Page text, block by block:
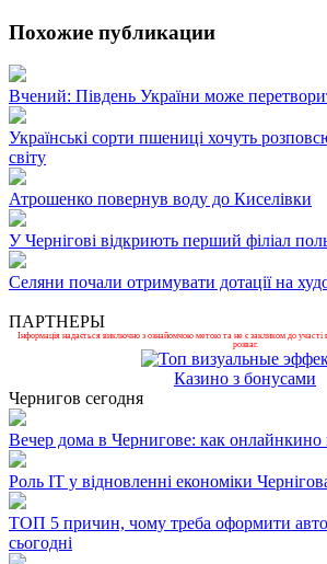
Похожие публикации
Вчений: Південь України може
Українські сорти пшениці хочуть
світу
Атрошенко повернув воду до Киселівки
У Чернігові відкриють перший філіал
Селяни почали отримувати дотації на
ПАРТНЕРЫ
Інформація надається виключно з ознайомчою метою та не є закликом до участі
розваг.
Казино з бонусами
Чернигов сегодня
Вечер дома в Чернигове: как онлайнкино
Роль ІТ у відновленні економіки
ТОП 5 причин, чому треба оформити
сьогодні